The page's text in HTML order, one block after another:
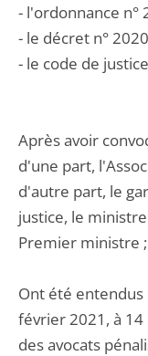
- l'ordonnance n°
- le décret n°
- le code de
Après avoir
d'une part,
d'autre part, le
justice, le
Premier ministre ;
Ont été
février 2021, à 14
des avocats